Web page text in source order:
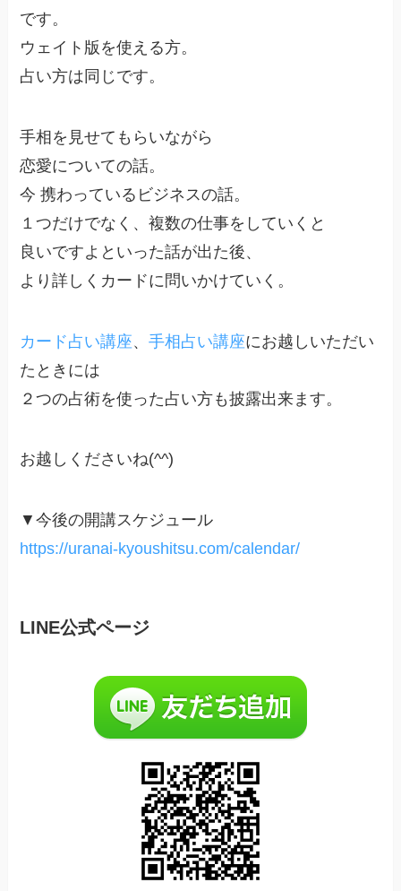
です。
ウェイト版を使える方。
占い方は同じです。
手相を見せてもらいながら
恋愛についての話。
今 携わっているビジネスの話。
１つだけでなく、複数の仕事をしていくと
良いですよといった話が出た後、
より詳しくカードに問いかけていく。
カード占い講座、手相占い講座にお越しいただい
たときには
２つの占術を使った占い方も披露出来ます。
お越しくださいね(^^)
▼今後の開講スケジュール
https://uranai-kyoushitsu.com/calendar/
LINE公式ページ